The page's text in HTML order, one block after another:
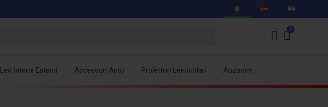
Led Interni Esterni Accessori Auto Proiettori Lenticolari Aozoom